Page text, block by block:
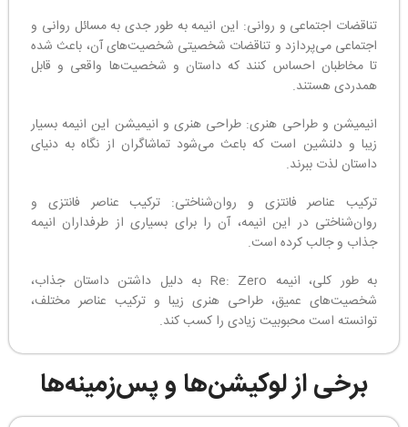
تناقضات اجتماعی و روانی: این انیمه به طور جدی به مسائل روانی و
اجتماعی می‌پردازد و تناقضات شخصیتی شخصیت‌های آن، باعث شده
تا مخاطبان احساس کنند که داستان و شخصیت‌ها واقعی و قابل
همدردی هستند.
انیمیشن و طراحی هنری: طراحی هنری و انیمیشن این انیمه بسیار
زیبا و دلنشین است که باعث می‌شود تماشاگران از نگاه به دنیای
داستان لذت ببرند.
ترکیب عناصر فانتزی و روان‌شناختی: ترکیب عناصر فانتزی و
روان‌شناختی در این انیمه، آن را برای بسیاری از طرفداران انیمه
جذاب و جالب کرده است.
به طور کلی، انیمه Re: Zero به دلیل داشتن داستان جذاب،
شخصیت‌های عمیق، طراحی هنری زیبا و ترکیب عناصر مختلف،
توانسته است محبوبیت زیادی را کسب کند.
برخی از لوکیشن‌ها و پس‌زمینه‌ها